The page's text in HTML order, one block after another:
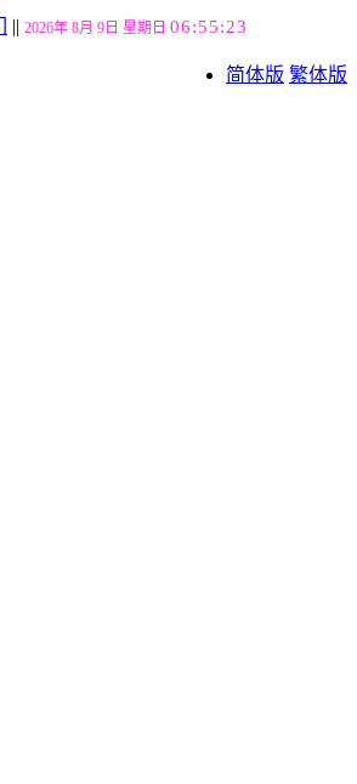
|| 2026年 8月 9日 星期日 06:55:24
简体版 繁体版